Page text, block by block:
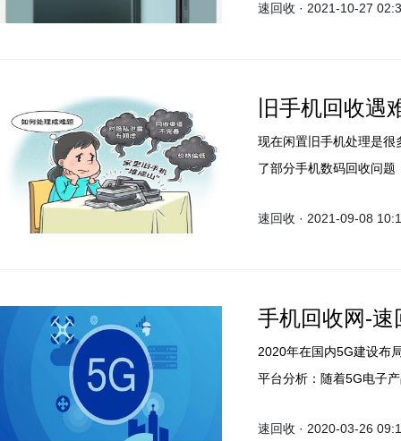
然而Redmi Note11系列
速回收 · 2021-10-27
旧手机回收遇
现在闲置旧手机处理是
了部分手机数码回收问
速回收 · 2021-09-08
手机回收网-
2020年在国内5G建设布
平台分析：随着5G电子
户的出售热情越高。
速回收 · 2020-03-26